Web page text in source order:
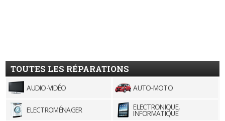
TOUTES LES RÉPARATIONS
AUDIO-VIDÉO AUTO-MOTO
ELECTROMÉNAGER ELECTRONIQUE,
INFORMATIQUE